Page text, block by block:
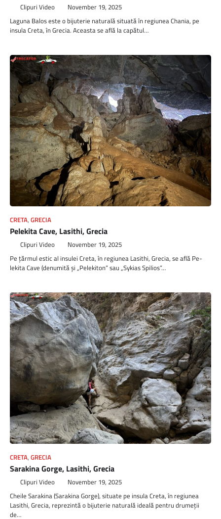
Clipuri Video November 19, 2025
Laguna Balos este o bijuterie naturală situată în regiunea Chania, pe
insula Creta, în Grecia. Aceasta se află la capătul…
CRETA, GRECIA
Pelekita Cave, Lasithi, Grecia
Clipuri Video November 19, 2025
Pe ţărmul estic al insulei Creta, în regiunea Lasithi, Grecia, se află Pe­
lekita Cave (denumită şi „Pe­lekiton” sau „Sykias Spilios”…
CRETA, GRECIA
Sarakina Gorge, Lasithi, Grecia
Clipuri Video November 19, 2025
Cheile Sarakina (Sarakina Gorge), situate pe insula Creta, în regiunea
Lasithi, Grecia, reprezintă o bijuterie naturală ideală pentru drumeții
de…